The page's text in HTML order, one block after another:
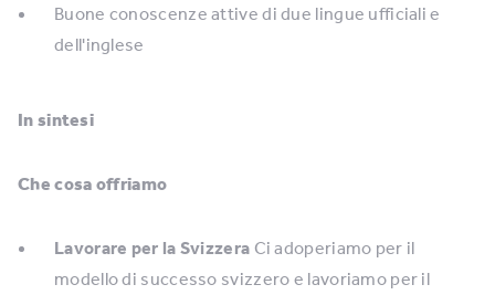
Buone conoscenze attive di due lingue ufficiali e
dell'inglese
In sintesi
Che cosa offriamo
Lavorare per la Svizzera Ci adoperiamo per il
modello di successo svizzero e lavoriamo per il